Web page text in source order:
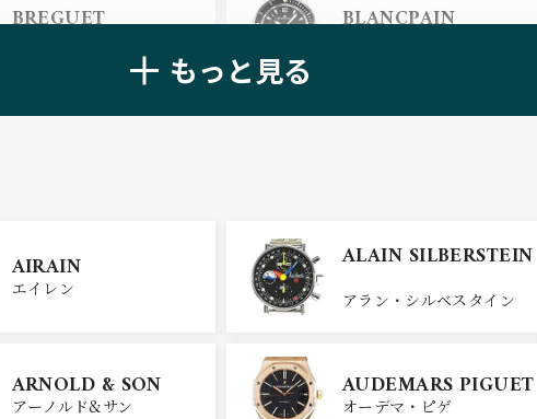
BREGUET BLANCPAIN
ユリスナルダン
BELL＆ROSS
ベル＆ロス
シャネル ショパール
もっと見る
AIRAIN
エイレン
ALAIN SILBERSTEIN
アラン・シルベスタイン
ARNOLD & SON
アーノルド&サン
AUDEMARS PIGUET
オーデマ・ピゲ